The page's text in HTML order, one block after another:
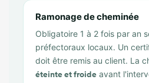
Ramonage de cheminée
Obligatoire 1 à 2 fois par an
préfectoraux locaux. Un
doit être remis au client. La
éteinte et froide avant